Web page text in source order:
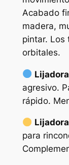
Acabado
madera,
pintar. Los
orbitales.
agresivo.
rápido.
para